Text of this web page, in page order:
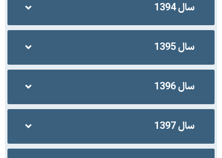
سال 1394
سال 1395
سال 1396
سال 1397